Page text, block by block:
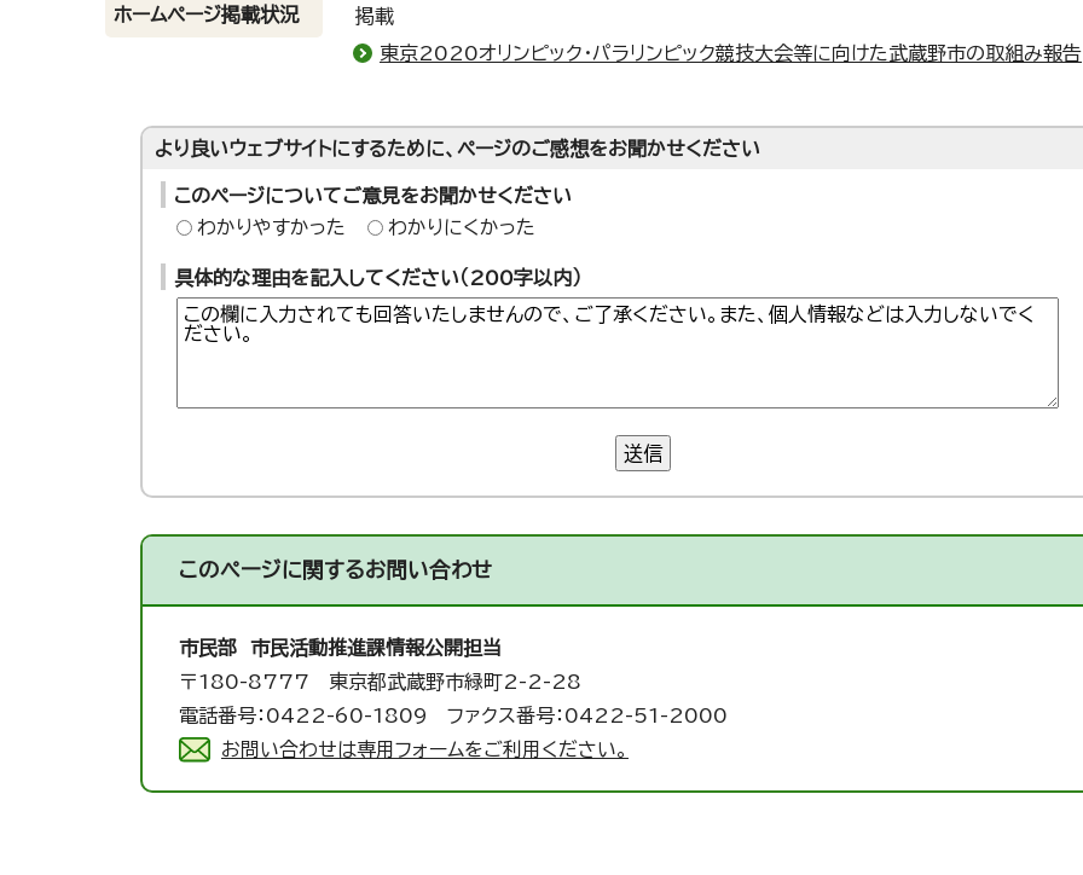
ホームページ掲載状況
掲載
東京2020オリンピック・パラリンピック競技大会等に向けた武蔵野市の取組み報告
より良いウェブサイトにするために、ページのご感想をお聞かせください
このページについてご意見をお聞かせください
わかりやすかった
わかりにくかった
具体的な理由を記入してください（200字以内）
送信
このページに関するお問い合わせ
市民部 市民活動推進課情報公開担当
〒180-8777 東京都武蔵野市緑町2-2-28
電話番号：0422-60-1809 ファクス番号：0422-51-2000
お問い合わせは専用フォームをご利用ください。